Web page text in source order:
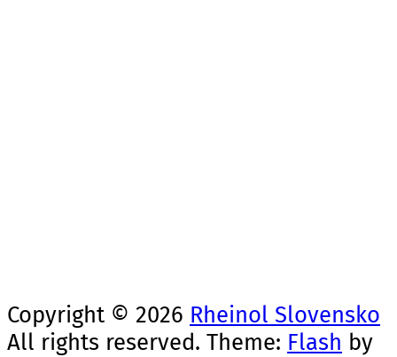
Copyright © 2026 Rheinol Slovensko
All rights reserved. Theme: Flash by